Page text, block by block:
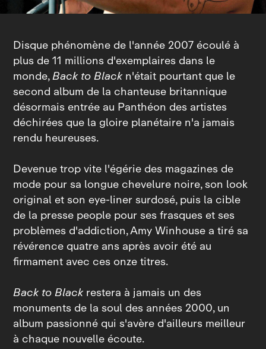
Disque phénomène de l'année 2007 écoulé à
plus de 11 millions d'exemplaires dans le
monde,Back to Blackn'était pourtant que le
second album de la chanteuse britannique
désormais entrée au Panthéon des artistes
déchirées que la gloire planétaire n'a jamais
rendu heureuses.
Devenue trop vite l'égérie des magazines de
mode pour sa longue chevelure noire, son look
original et son eye‑liner surdosé, puis la cible
de la presse people pour ses frasques et ses
problèmes d'addiction, Amy Winhouse a tiré sa
révérence quatre ans après avoir été au
firmament avec ces onze titres.
Back to Blackrestera à jamais un des
monuments de la soul des années 2000, un
album passionné qui s'avère d'ailleurs meilleur
à chaque nouvelle écoute.